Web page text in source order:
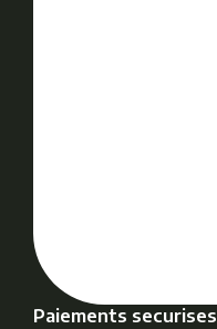
Paiements securises